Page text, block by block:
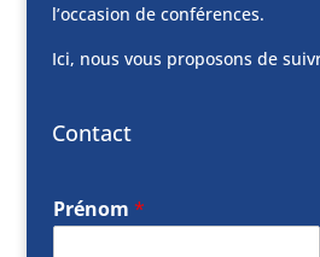
l’occasion de conférences.
Ici, nous vous proposons de
Contact
Prénom *